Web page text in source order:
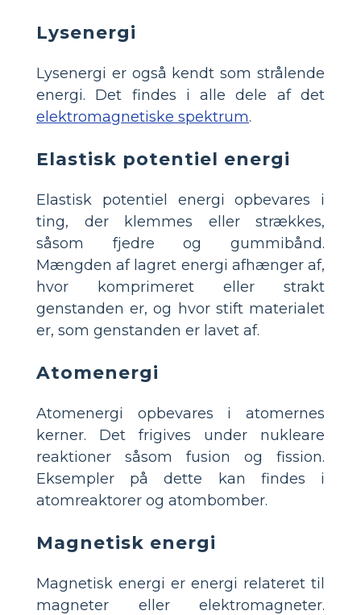
Lysenergi
Lysenergi er også kendt som strålende
energi. Det findes i alle dele af det
elektromagnetiske spektrum.
Elastisk potentiel energi
Elastisk potentiel energi opbevares i
ting, der klemmes eller strækkes,
såsom fjedre og gummibånd.
Mængden af lagret energi afhænger af,
hvor komprimeret eller strakt
genstanden er, og hvor stift materialet
er, som genstanden er lavet af.
Atomenergi
Atomenergi opbevares i atomernes
kerner. Det frigives under nukleare
reaktioner såsom fusion og fission.
Eksempler på dette kan findes i
atomreaktorer og atombomber.
Magnetisk energi
Magnetisk energi er energi relateret til
magneter eller elektromagneter.